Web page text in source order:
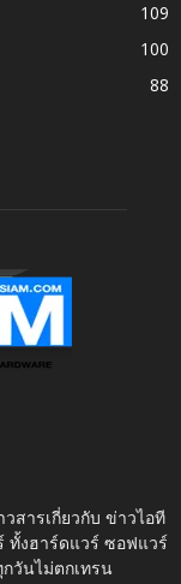
109
100
88
สารเกี่ยวกับ ข่าวไอที
ทั้งฮาร์ดแวร์ ซอฟแวร์
วันไม่ตกเทรน